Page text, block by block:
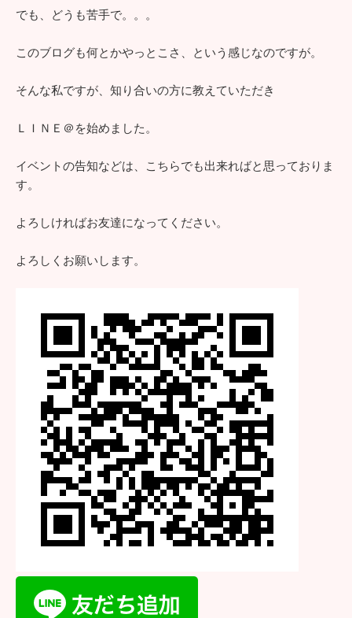
でも、どうも苦手で。。。
このブログも何とかやっとこさ、という感じなのですが。
そんな私ですが、知り合いの方に教えていただき
ＬＩＮＥ＠を始めました。
イベントの告知などは、こちらでも出来ればと思っておりま
す。
よろしければお友達になってください。
よろしくお願いします。